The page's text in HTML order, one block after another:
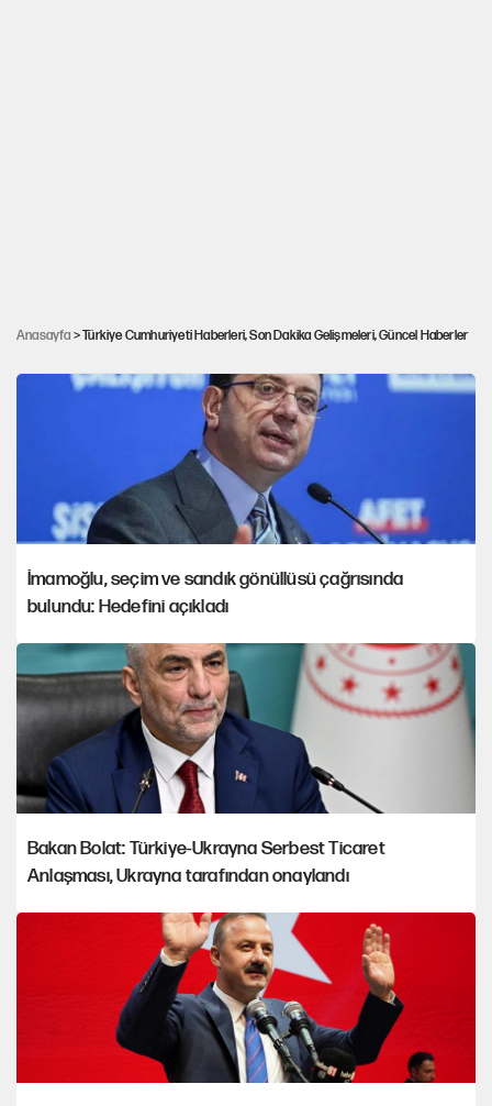
Anasayfa > Türkiye Cumhuriyeti Haberleri, Son Dakika Gelişmeleri, Güncel Haberler
Resmi Gazete'de atama kararları yayımlandı
İmamoğlu, seçim ve sandık gönüllüsü çağrısında
bulundu: Hedefini açıkladı
Bakan Bolat: Türkiye-Ukrayna Serbest Ticaret
Anlaşması, Ukrayna tarafından onaylandı